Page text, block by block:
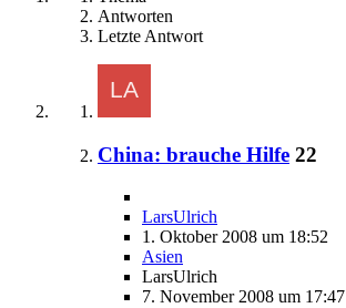
Antworten
Letzte Antwort
China: brauche Hilfe 22
LarsUlrich
1. Oktober 2008 um 18:52
Asien
LarsUlrich
7. November 2008 um 17:47